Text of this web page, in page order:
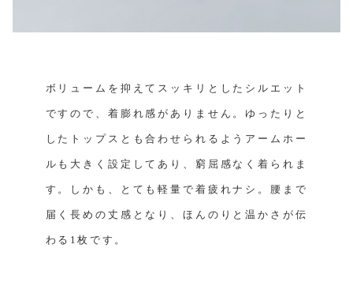
ボリュームを抑えてスッキリとしたシルエット
ですので、着膨れ感がありません。ゆったりと
したトップスとも合わせられるようアームホー
ルも大きく設定してあり、窮屈感なく着られま
す。しかも、とても軽量で着疲れナシ。腰まで
届く長めの丈感となり、ほんのりと温かさが伝
わる1枚です。